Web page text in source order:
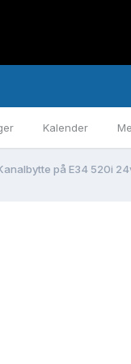
Kalender
på E34 520i